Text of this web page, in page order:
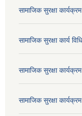
सामाजिक सुरक्षा
सामाजिक सुरक्षा कार्य
सामाजिक सुरक्षा
सामाजिक सुरक्षा